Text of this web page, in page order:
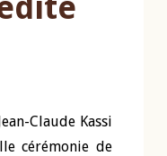
Claude Kassi
cérémonie de